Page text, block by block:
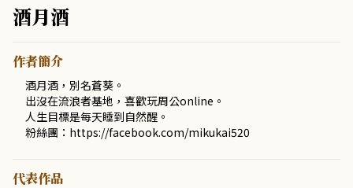
酒月酒
作者簡介
酒月酒，別名蒼葵。
出沒在流浪者基地，喜歡玩周公online。
人生目標是每天睡到自然醒。
粉絲團：https://facebook.com/mikukai520
代表作品